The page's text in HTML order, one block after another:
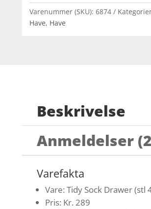
Varenummer (SKU): 6874
Have, Have
Beskrivelse
Anmeldelser
Varefakta
Vare: Tidy Sock Drawer (stl
Pris: Kr. 289